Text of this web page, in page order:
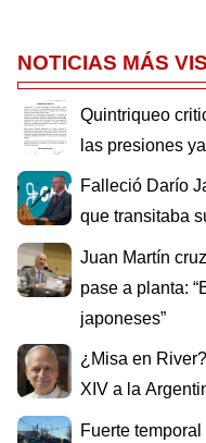
NOTICIAS MÁS
Quintriqueo
las presiones
Falleció Darío
que transitaba
Juan Martín
pase a planta:
japoneses”
¿Misa en
XIV a la
Fuerte